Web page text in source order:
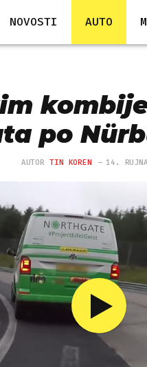
NOVOSTI AUTO
po
AUTOR TIN KOREN 14.